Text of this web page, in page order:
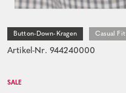
Button-Down-Kragen Casual Fit
Artikel-Nr. 944240000
SALE